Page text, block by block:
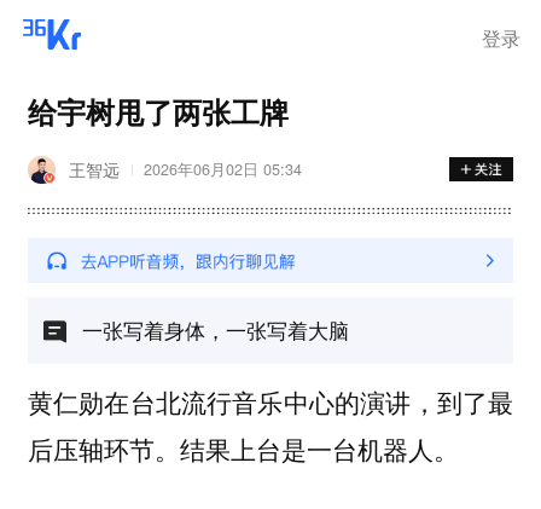
登录
给宇树甩了两张工牌
王智远 2026年06月02日 05:34
一张写着身体，一张写着大脑
黄仁勋在台北流行音乐中心的演讲，到了最
后压轴环节。结果上台是一台机器人。